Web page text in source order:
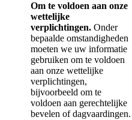
Om te voldoen aan onze
wettelijke
verplichtingen. Onder
bepaalde omstandigheden
moeten we uw informatie
gebruiken om te voldoen
aan onze wettelijke
verplichtingen,
bijvoorbeeld om te
voldoen aan gerechtelijke
bevelen of dagvaardingen.